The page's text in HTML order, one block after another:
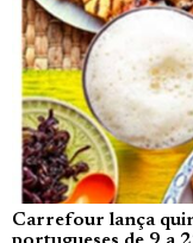
Carrefour lança